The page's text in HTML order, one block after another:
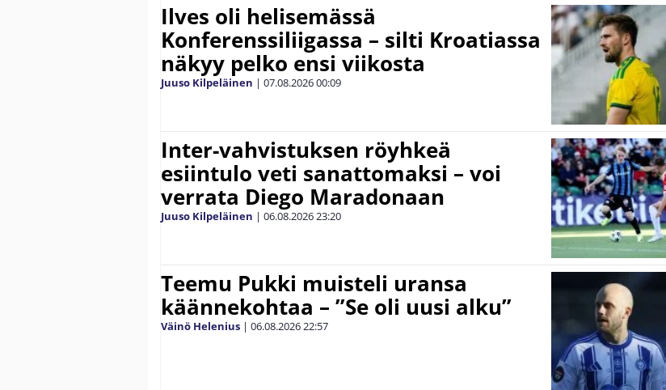
Ilves oli helisemässä
Konferenssiliigassa – silti Kroatiassa
näkyy pelko ensi viikosta
Juuso Kilpeläinen | 07.08.202600:09
Inter-vahvistuksen röyhkeä
esiintulo veti sanattomaksi – voi
verrata Diego Maradonaan
Juuso Kilpeläinen | 06.08.202623:20
Teemu Pukki muisteli uransa
käännekohtaa – ”Se oli uusi alku”
Väinö Helenius | 06.08.202622:57